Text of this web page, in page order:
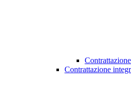
Contrattazione